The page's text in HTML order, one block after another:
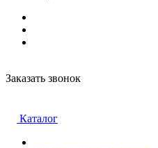
Заказать звонок
Каталог